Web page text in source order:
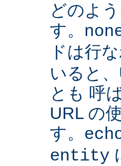
どのよ
す。
ドは行
いると
とも 呼
URL の
す。
entity